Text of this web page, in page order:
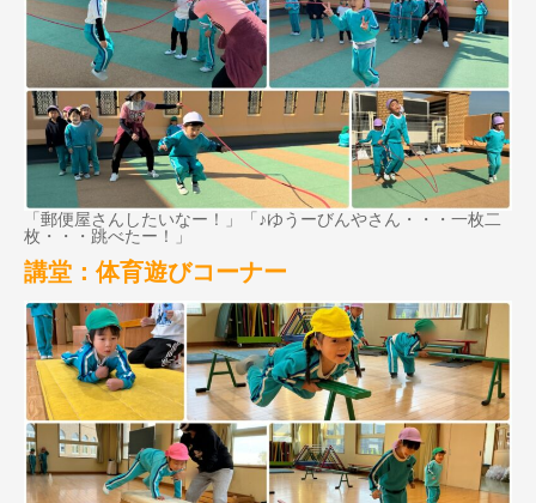
「郵便屋さんしたいなー！」「♪ゆうーびんやさん・・・一枚二
枚・・・跳べたー！」
講堂：体育遊びコーナー